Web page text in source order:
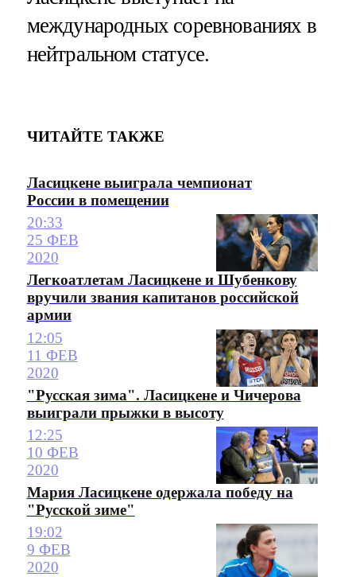
международных соревнованиях в
нейтральном статусе.
ЧИТАЙТЕ ТАКЖЕ
Ласицкене выиграла чемпионат
России в помещении
20:33
25 ФЕВ
2020
Легкоатлетам Ласицкене и Шубенкову
вручили звания капитанов российской
армии
12:05
11 ФЕВ
2020
"Русская зима". Ласицкене и Чичерова
выиграли прыжки в высоту
12:25
10 ФЕВ
2020
Мария Ласицкене одержала победу на
"Русской зиме"
19:02
9 ФЕВ
2020